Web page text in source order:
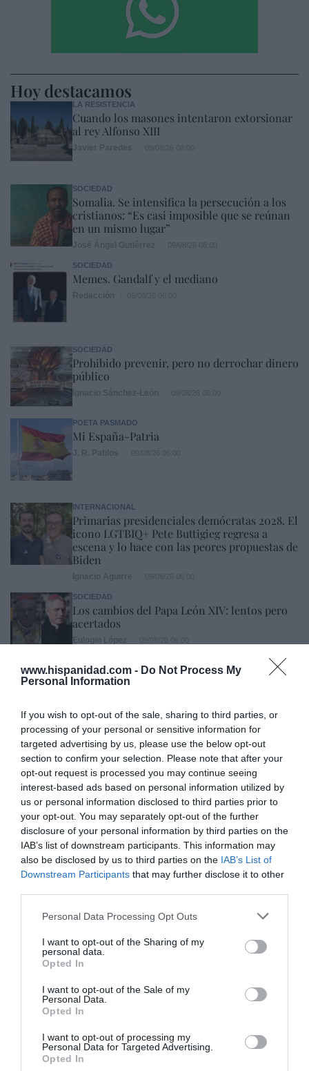
www.hispanidad.com - Do Not Process My
Personal Information
If you wish to opt-out of the sale, sharing to third parties, or
processing of your personal or sensitive information for
targeted advertising by us, please use the below opt-out
section to confirm your selection. Please note that after your
opt-out request is processed you may continue seeing
interest-based ads based on personal information utilized by
us or personal information disclosed to third parties prior to
your opt-out. You may separately opt-out of the further
disclosure of your personal information by third parties on the
IAB’s list of downstream participants. This information may
also be disclosed by us to third parties on the IAB’s List of
Downstream Participants that may further disclose it to other
Personal Data Processing Opt Outs
I want to opt-out of the Sharing of my
personal data.
Opted In
I want to opt-out of the Sale of my
Personal Data.
Opted In
I want to opt-out of processing my
Personal Data for Targeted Advertising.
Opted In
Hoy destacamos
LA RESISTENCIA
Cuando los masones intentaron extorsionar
al rey Alfonso XIII
SOCIEDAD
Somalia. Se intensifica la persecución a los
cristianos: “Es casi imposible que se reúnan
en un mismo lugar”
SOCIEDAD
Memes. Gandalf y el mediano
SOCIEDAD
Prohibido prevenir, pero no derrochar dinero
público
POETA PASMADO
Mi España-Patria
INTERNACIONAL
Primarias presidenciales demócratas 2028. El
icono LGTBIQ+ Pete Buttigieg regresa a
escena y lo hace con las peores propuestas de
Biden
SOCIEDAD
Los cambios del Papa León XIV: lentos pero
acertados
historia, de poner la verdadera, de
desmontar la falsificación, es un trabajo
cristiano"
por Hispanidad
Artículos anteriores
DIARIO DE LA CORRUPCIÓN SANCHISTA
Diario de la corrupción sanchista. Hazte
Oír se manifiesta delante de La Mareta:
“Pedro Sánchez es un criminal”
por Redacción
Artículos anteriores
Enormes minucias